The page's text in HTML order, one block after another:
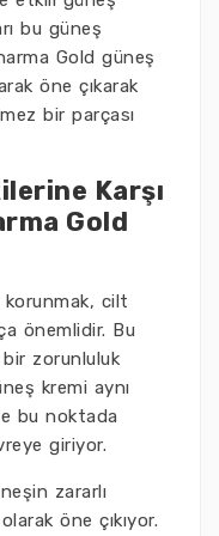
bu güneş
Gold güneş
öne çıkarak
bir parçası
Karşı
Gold
korunmak, cilt
önemlidir. Bu
bir zorunluluk
kremi aynı
bu noktada
giriyor.
zararlı
öne çıkıyor.